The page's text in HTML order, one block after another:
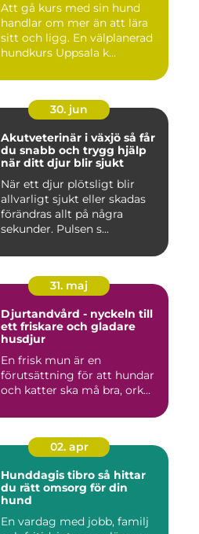
Att gå kurs med sin hund
handlar om mer än att lära
sitt och ligg. En välplanerad
hundkurs Uppsala k...
30. jun
Akutveterinär i växjö så får
du snabb och trygg hjälp
när ditt djur blir sjukt
När ett djur plötsligt blir
allvarligt sjukt eller skadas
förändras allt på några
sekunder. Pulsen s...
31. maj
Djurtandvård - nyckeln till
ett friskare och gladare
husdjur
En frisk mun är en
förutsättning för att hundar
och katter ska må bra, ork...
02. apr
Hunddagis tibro så hittar
du rätt omsorg för din
hund
En vardag med jobb, familj